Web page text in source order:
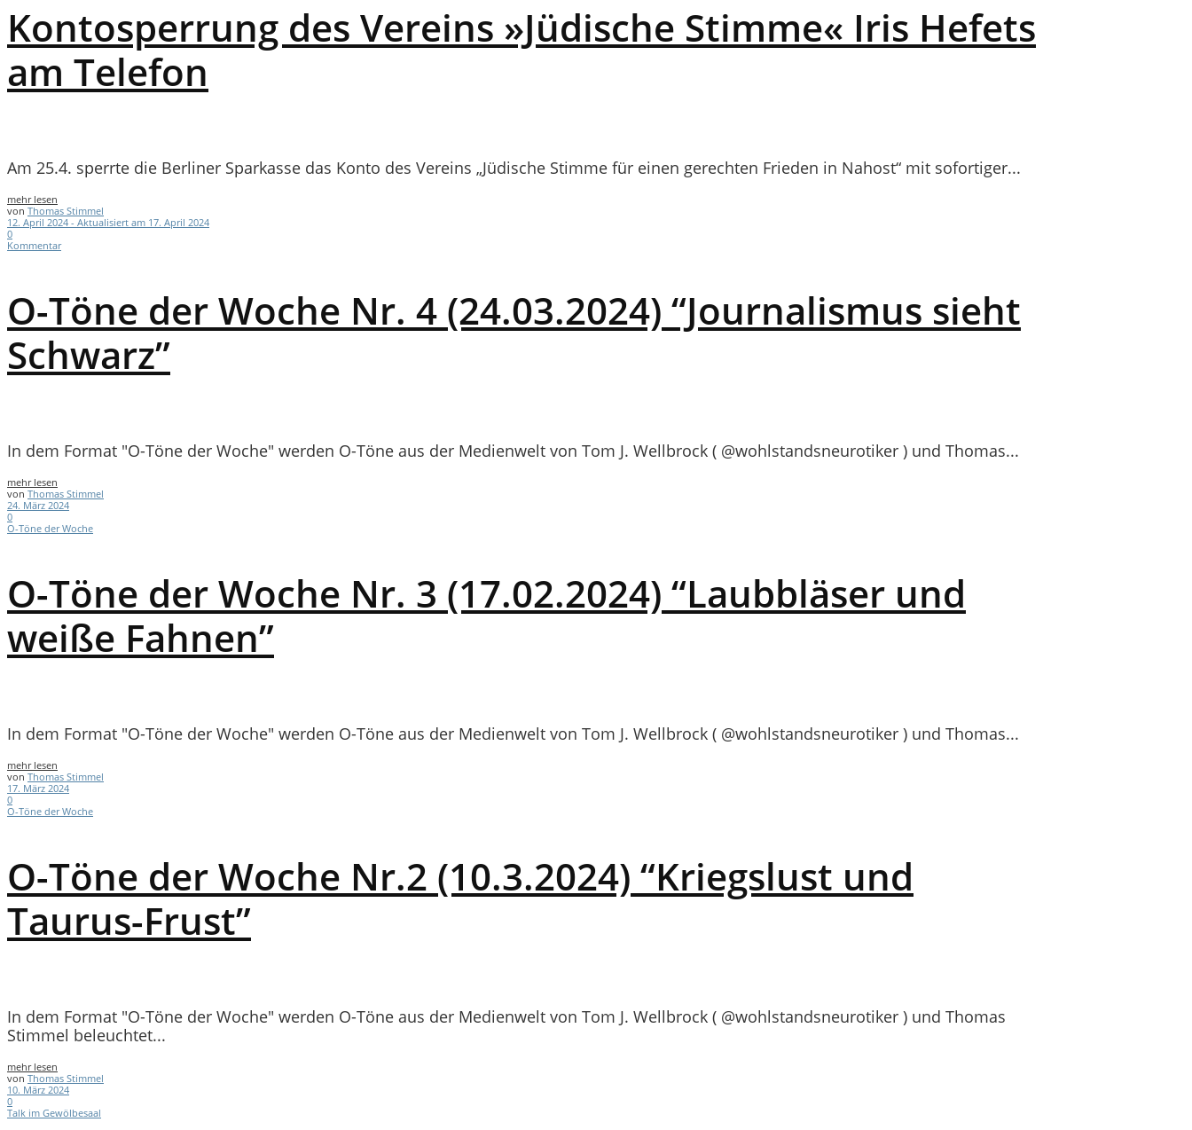
Kontosperrung des Vereins »Jüdische Stimme« Iris Hefets
am Telefon
Am 25.4. sperrte die Berliner Sparkasse das Konto des Vereins „Jüdische Stimme für einen gerechten Frieden in Nahost“ mit sofortiger...
mehr lesen
von Thomas Stimmel
12. April 2024 - Aktualisiert am 17. April 2024
0
Kommentar
O-Töne der Woche Nr. 4 (24.03.2024) “Journalismus sieht
Schwarz”
In dem Format "O-Töne der Woche" werden O-Töne aus der Medienwelt von Tom J. Wellbrock ( @wohlstandsneurotiker ) und Thomas...
mehr lesen
von Thomas Stimmel
24. März 2024
0
O-Töne der Woche
O-Töne der Woche Nr. 3 (17.02.2024) “Laubbläser und
weiße Fahnen”
In dem Format "O-Töne der Woche" werden O-Töne aus der Medienwelt von Tom J. Wellbrock ( @wohlstandsneurotiker ) und Thomas...
mehr lesen
von Thomas Stimmel
17. März 2024
0
O-Töne der Woche
O-Töne der Woche Nr.2 (10.3.2024) “Kriegslust und
Taurus-Frust”
In dem Format "O-Töne der Woche" werden O-Töne aus der Medienwelt von Tom J. Wellbrock ( @wohlstandsneurotiker ) und Thomas
Stimmel beleuchtet...
mehr lesen
von Thomas Stimmel
10. März 2024
0
Talk im Gewölbesaal